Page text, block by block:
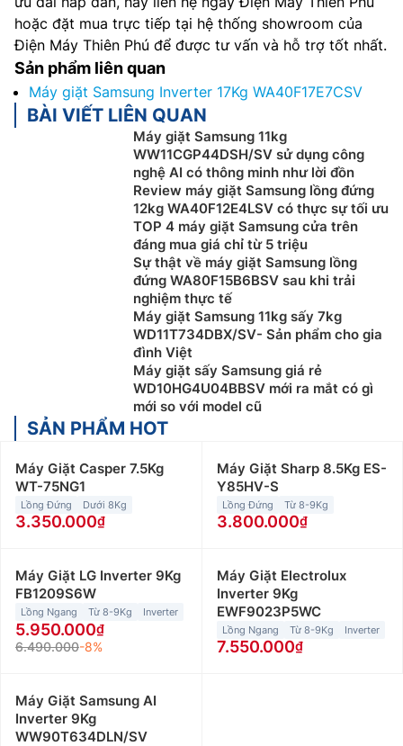
hoặc đặt mua trực tiếp tại hệ thống showroom của
Điện Máy Thiên Phú để được tư vấn và hỗ trợ tốt nhất.
Sản phẩm liên quan
Máy giặt Samsung Inverter 17Kg WA40F17E7CSV
BÀI VIẾT LIÊN QUAN
Máy giặt Samsung 11kg
WW11CGP44DSH/SV sử dụng công
nghệ AI có thông minh như lời đồn
Review máy giặt Samsung lồng đứng
12kg WA40F12E4LSV có thực sự tối ưu
TOP 4 máy giặt Samsung cửa trên
đáng mua giá chỉ từ 5 triệu
Sự thật về máy giặt Samsung lồng
đứng WA80F15B6BSV sau khi trải
nghiệm thực tế
Máy giặt Samsung 11kg sấy 7kg
WD11T734DBX/SV- Sản phẩm cho gia
đình Việt
Máy giặt sấy Samsung giá rẻ
WD10HG4U04BBSV mới ra mắt có gì
mới so với model cũ
SẢN PHẨM HOT
Máy Giặt Casper 7.5Kg
WT-75NG1
Lồng Đứng Dưới 8Kg
3.350.000
Máy Giặt Sharp 8.5Kg ES-
Y85HV-S
Lồng Đứng Từ 8-9Kg
3.800.000
Máy Giặt LG Inverter 9Kg
FB1209S6W
Lồng Ngang Từ 8-9Kg Inverter
5.950.000
6.490.000-8%
Máy Giặt Electrolux
Inverter 9Kg
EWF9023P5WC
Lồng Ngang Từ 8-9Kg Inverter
7.550.000
Máy Giặt Samsung AI
Inverter 9Kg
WW90T634DLN/SV